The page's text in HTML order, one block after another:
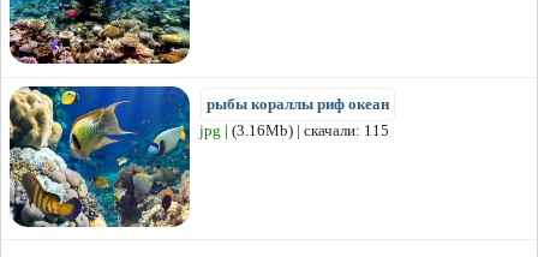
рыбы кораллы риф океан
jpg | (3.16Mb) | скачали: 115